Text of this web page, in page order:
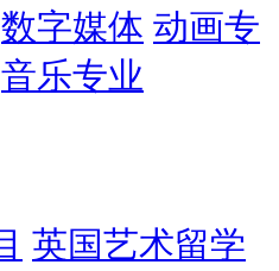
数字媒体 动画专
音乐专业
英国艺术留学